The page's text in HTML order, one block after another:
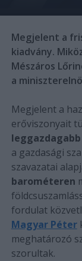
Megjelent a
kiadvány.
Mészáros
a
Megjelent a
erőviszonyait
a gazdasági
szavazatai
barométeren
fordulat
Magyar Péter
meghatározó
szorultak.